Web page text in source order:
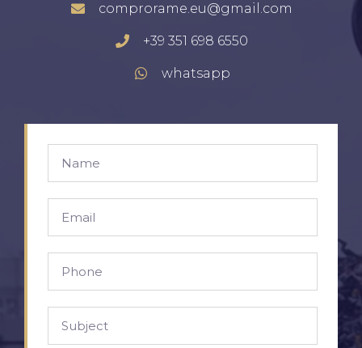
comprorame.eu@gmail.com
+39 351 698 6550
whatsapp